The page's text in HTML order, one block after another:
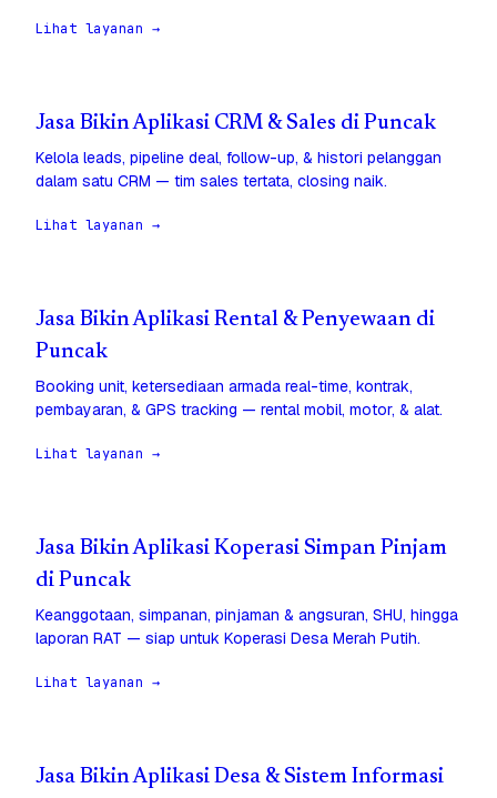
Lihat layanan →
Jasa Bikin Aplikasi CRM & Sales di Puncak
Kelola leads, pipeline deal, follow-up, & histori pelanggan
dalam satu CRM — tim sales tertata, closing naik.
Lihat layanan →
Jasa Bikin Aplikasi Rental & Penyewaan di
Puncak
Booking unit, ketersediaan armada real-time, kontrak,
pembayaran, & GPS tracking — rental mobil, motor, & alat.
Lihat layanan →
Jasa Bikin Aplikasi Koperasi Simpan Pinjam
di Puncak
Keanggotaan, simpanan, pinjaman & angsuran, SHU, hingga
laporan RAT — siap untuk Koperasi Desa Merah Putih.
Lihat layanan →
Jasa Bikin Aplikasi Desa & Sistem Informasi